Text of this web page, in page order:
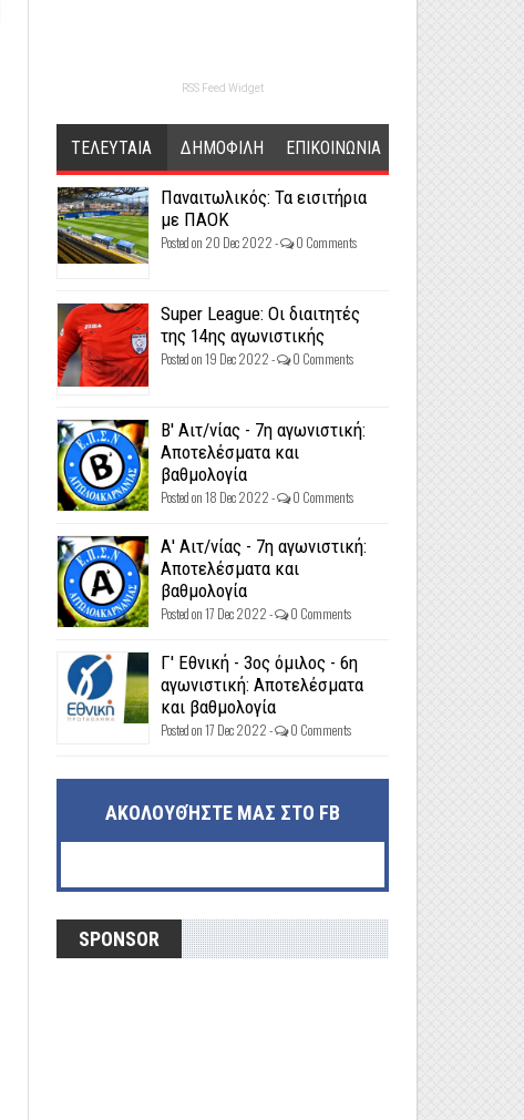
RSS Feed Widget
ΤΕΛΕΥΤΑΙΑ ΔΗΜΟΦΙΛΗ ΕΠΙΚΟΙΝΩΝΙΑ
Παναιτωλικός: Τα εισιτήρια
με ΠΑΟΚ
Posted on 20 Dec 2022 - 0 Comments
Super League: Οι διαιτητές
της 14ης αγωνιστικής
Posted on 19 Dec 2022 - 0 Comments
Β' Αιτ/νίας - 7η αγωνιστική:
Αποτελέσματα και
βαθμολογία
Posted on 18 Dec 2022 - 0 Comments
Α' Αιτ/νίας - 7η αγωνιστική:
Αποτελέσματα και
βαθμολογία
Posted on 17 Dec 2022 - 0 Comments
Γ' Εθνική - 3ος όμιλος - 6η
αγωνιστική: Αποτελέσματα
και βαθμολογία
Posted on 17 Dec 2022 - 0 Comments
ΑΚΟΛΟΥΘΉΣΤΕ ΜΑΣ ΣΤΟ FB
SPONSOR